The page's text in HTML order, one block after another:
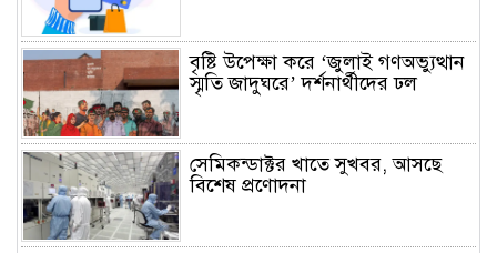
বৃষ্টি উপেক্ষা করে ‘জুলাই গণঅভ্যুত্থান
স্মৃতি জাদুঘরে’ দর্শনার্থীদের ঢল
সেমিকন্ডাক্টর খাতে সুখবর, আসছে
বিশেষ প্রণোদনা